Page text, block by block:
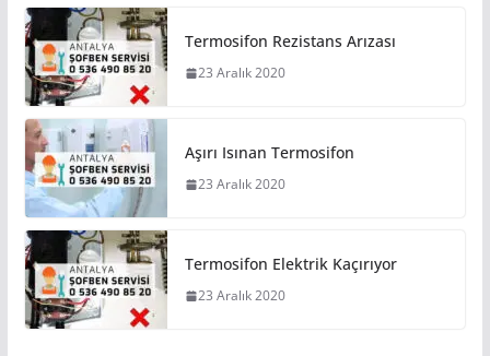
Termosifon Rezistans Arızası
23 Aralık 2020
Aşırı Isınan Termosifon
23 Aralık 2020
Termosifon Elektrik Kaçırıyor
23 Aralık 2020